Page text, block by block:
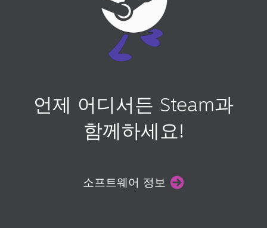
언제 어디서든 Steam과
함께하세요!
소프트웨어 정보